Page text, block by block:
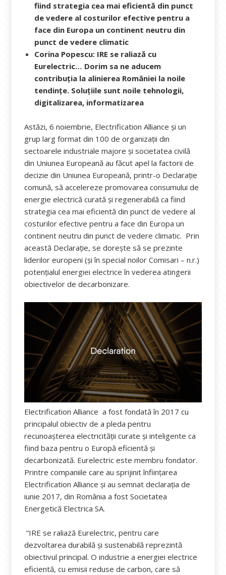
fiind strategia cea mai eficientă din punct
de vedere al costurilor efective pentru a
face din Europa un continent neutru din
punct de vedere climatic
Corina Popescu: IRE se raliază cu
Eurelectric… Dorim sa ne aducem
contribuția la alinierea României la noile
tendințe. Soluțiile sunt noile tehnologii,
digitalizarea, informatizarea
Astăzi, 6 noiembrie, Electrification Alliance și un
grup larg format din 100 de organizații din
sectoarele industriale majore și societatea civilă
din Uniunea Europeană au făcut apel la factorii de
decizie din Uniunea Europeană, printr-o Declarație
comună, să accelereze promovarea consumului de
energie electrică curată și regenerabilă ca fiind
strategia cea mai eficientă din punct de vedere al
costurilor efective pentru a face din Europa un
continent neutru din punct de vedere climatic. Prin
această Declarație, se dorește să se prezinte
liderilor europeni (și în special noilor Comisari – n.r.)
potențialul energiei electrice în vederea atingerii
obiectivelor de decarbonizare.
Electrification Alliance a fost fondată în 2017 cu
principalul obiectiv de a pleda pentru
recunoașterea electricității curate și inteligente ca
fiind baza pentru o Europă eficientă şi
decarbonizată. Eurelectric este membru fondator.
Printre companiile care au sprijinit înfiinţarea
Electrification Alliance şi au semnat declaraţia de
iunie 2017, din România a fost Societatea
Energetică Electrica SA.
“IRE se raliază Eurelectric, pentru care
dezvoltarea durabilă și sustenabilă reprezintă
obiectivul principal. O industrie a energiei electrice
eficientă, cu emisii reduse de carbon, care să